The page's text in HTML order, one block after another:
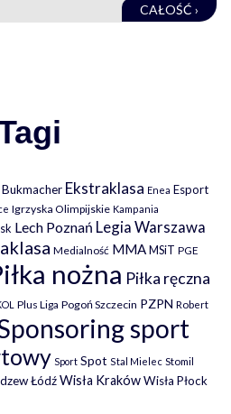
CAŁOŚĆ ›
Bukmacher Ekstraklasa Enea Esport
Igrzyska Olimpijskie Kampania
Lech Poznań Legia Warszawa
Medialność MMAMSiT PGE
nożna Piłka ręczna
Plus Liga Pogoń Szczecin PZPN Robert
sport
Sport Spot Stal Mielec Stomil
ŁódźWisła KrakówWisła Płock